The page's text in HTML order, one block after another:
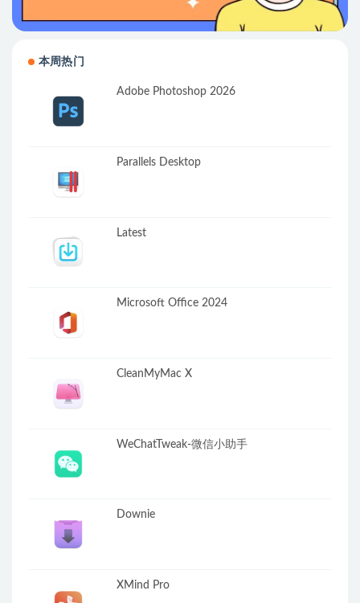
本周热门
Adobe Photoshop 2026
Parallels Desktop
Latest
Microsoft Office 2024
CleanMyMac X
WeChatTweak-微信小助手
Downie
XMind Pro